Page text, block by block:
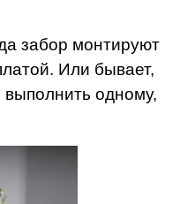
забор монтируют
Или бывает,
одному,